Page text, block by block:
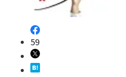
59